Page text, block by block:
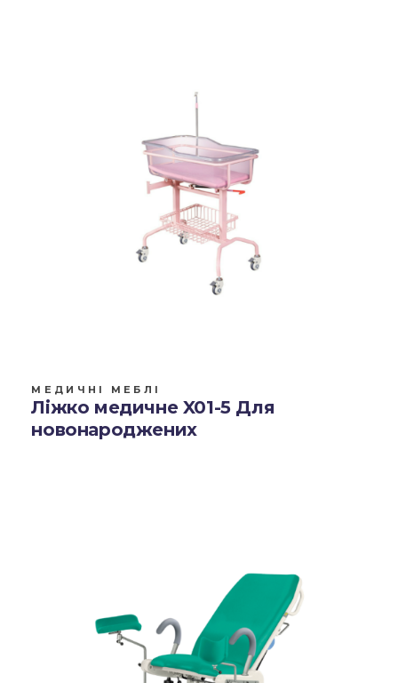
МЕДИЧНІ МЕБЛІ
Ліжко медичне X01-5 Для
новонароджених